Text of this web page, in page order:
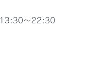
13:30〜22:30